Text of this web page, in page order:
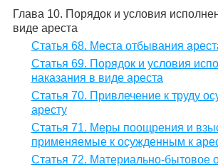
Глава 10. Порядок и условия
виде ареста
Статья 68. Места отбывания
Статья 69. Порядок и условия
наказания в виде ареста
Статья 70. Привлечение к труду
аресту
Статья 71. Меры поощрения и
применяемые к осужденным к
Статья 72. Материально-бытовое